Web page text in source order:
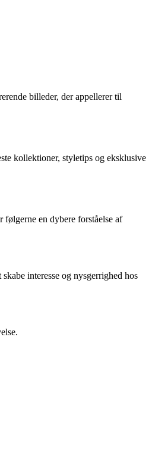
billeder, der appellerer til
kollektioner, styletips og eksklusive
følgerne en dybere forståelse af
interesse og nysgerrighed hos